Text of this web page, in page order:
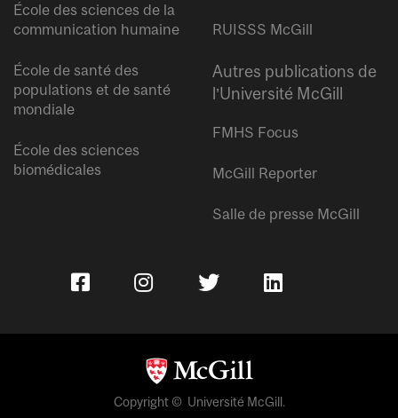
École des sciences de la
communication humaine
École de santé des
populations et de santé
mondiale
École des sciences
biomédicales
RUISSS McGill
Autres publications de
l’Université McGill
FMHS Focus
McGill Reporter
Salle de presse McGill
Copyright © Université McGill.